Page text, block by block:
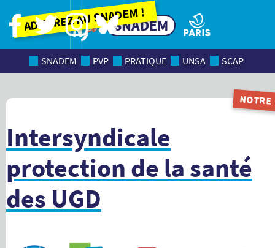
Adhérez au SNADEM !
SNADEM
SNADEM PVP PRATIQUE UNSA SCAP
Intersyndicale
protection de la santé
des UGD
NOTRE